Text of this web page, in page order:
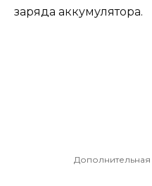
заряда аккумулятора.
Дополнительная